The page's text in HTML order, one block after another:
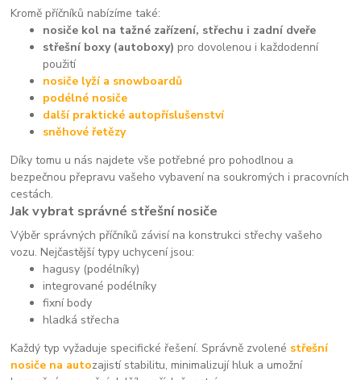
Kromě příčníků nabízíme také:
nosiče kol na tažné zařízení, střechu i zadní dveře
střešní boxy (autoboxy) pro dovolenou i každodenní
použití
nosiče lyží a snowboardů
podélné nosiče
další praktické autopříslušenství
sněhové řetězy
Díky tomu u nás najdete vše potřebné pro pohodlnou a
bezpečnou přepravu vašeho vybavení na soukromých i pracovních
cestách.
Jak vybrat správné střešní nosiče
Výběr správných příčníků závisí na konstrukci střechy vašeho
vozu. Nejčastější typy uchycení jsou:
hagusy (podélníky)
integrované podélníky
fixní body
hladká střecha
Každý typ vyžaduje specifické řešení. Správně zvolené střešní
nosiče na autozajistí stabilitu, minimalizují hluk a umožní